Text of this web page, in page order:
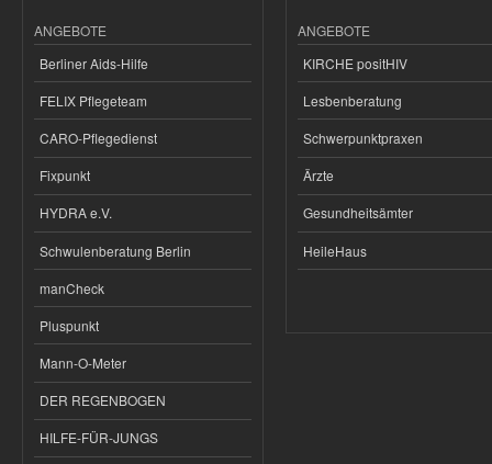
ANGEBOTE
Berliner Aids-Hilfe
FELIX Pflegeteam
CARO-Pflegedienst
Fixpunkt
HYDRA e.V.
Schwulenberatung Berlin
manCheck
Pluspunkt
Mann-O-Meter
DER REGENBOGEN
HILFE-FÜR-JUNGS
ANGEBOTE
KIRCHE positHIV
Lesbenberatung
Schwerpunktpraxen
Ärzte
Gesundheitsämter
HeileHaus